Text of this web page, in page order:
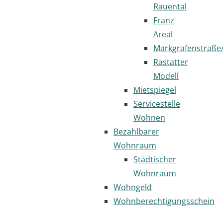
Rauental
Franz
Areal
Rastatter
Modell
Mietspiegel
Servicestelle
Wohnen
Bezahlbarer
Wohnraum
Städtischer
Wohnraum
Wohngeld
Wohnberechtigungsschein